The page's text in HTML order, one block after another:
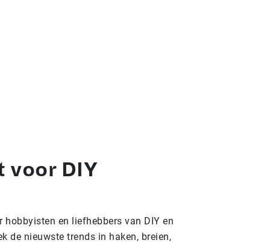
voor DIY
hobbyisten en liefhebbers van DIY en
de nieuwste trends in haken, breien,